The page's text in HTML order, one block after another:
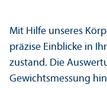
Mit Hilfe unseres
präzise Einblicke in
zustand. Die
Gewichtsmessung